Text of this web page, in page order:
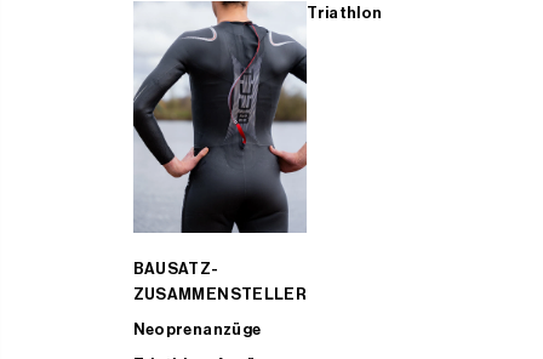
Triathlon
BAUSATZ-
ZUSAMMENSTELLER
Neoprenanzüge